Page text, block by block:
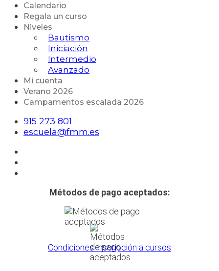
Calendario
Regala un curso
Niveles
Bautismo
Iniciación
Intermedio
Avanzado
Mi cuenta
Verano 2026
Campamentos escalada 2026
915 273 801
escuela@fmm.es
Métodos de pago aceptados:
Condiciones Inscripción a cursos